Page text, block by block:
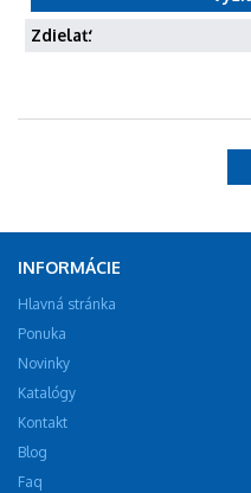
Zdielať:
INFORMÁCIE
Hlavná stránka
Ponuka
Novinky
Katalógy
Kontakt
Blog
Faq